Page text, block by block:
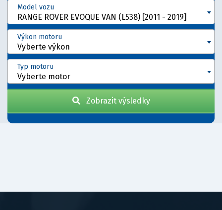
RANGE ROVER EVOQUE VAN (L538) [2011 - 2019]
Model vozu
Vyberte výkon
Výkon motoru
Vyberte motor
Typ motoru
Zobrazit výsledky